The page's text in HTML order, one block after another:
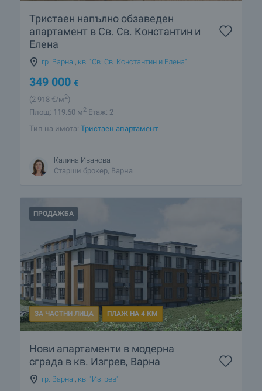
Тристаен напълно обзаведен
апартамент в Св. Св. Константин и
Елена
гр. Варна кв. "Св. Св. Константин и Елена"
349 000 €
(2 918 €/м2)
Площ: 119.60 м2 Етаж: 2
Тип на имота: Тристаен апартамент
Калина Иванова
Старши брокер, Варна
ПРОДАЖБА
ЗА ЧАСТНИ ЛИЦА ПЛАЖ НА 4 КМ
Нови апартаменти в модерна
сграда в кв. Изгрев, Варна
гр. Варна кв. "Изгрев"